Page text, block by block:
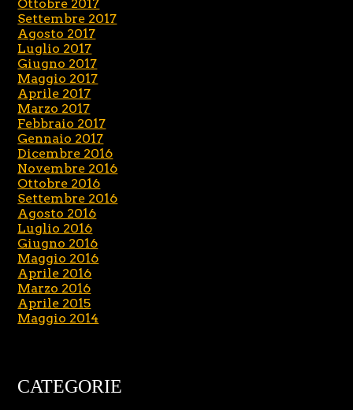
Ottobre 2017
Settembre 2017
Agosto 2017
Luglio 2017
Giugno 2017
Maggio 2017
Aprile 2017
Marzo 2017
Febbraio 2017
Gennaio 2017
Dicembre 2016
Novembre 2016
Ottobre 2016
Settembre 2016
Agosto 2016
Luglio 2016
Giugno 2016
Maggio 2016
Aprile 2016
Marzo 2016
Aprile 2015
Maggio 2014
CATEGORIE